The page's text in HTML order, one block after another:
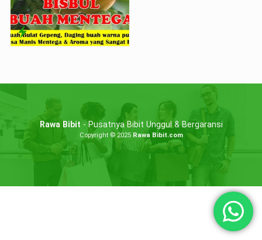
Rawa Bibit - Pusatnya Bibit Unggul & Bergaransi
Copyright © 2025 Rawa Bibit.com